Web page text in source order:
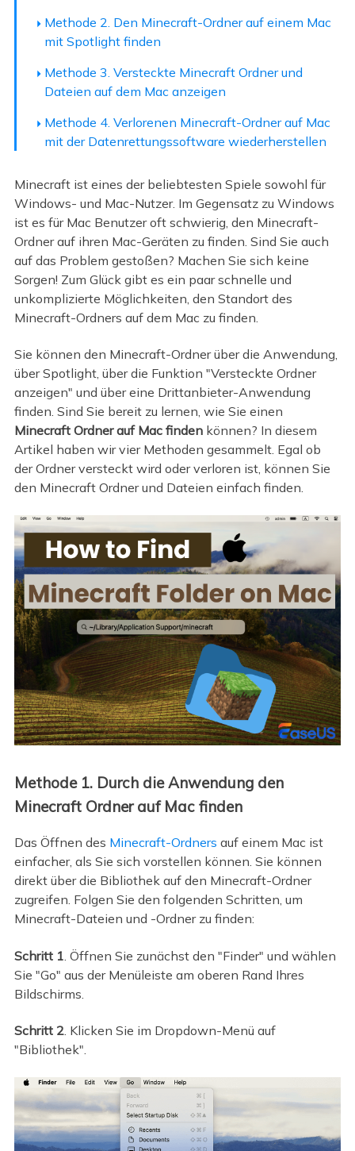
Methode 2. Den Minecraft-Ordner auf einem Mac
mit Spotlight finden
Methode 3. Versteckte Minecraft Ordner und
Dateien auf dem Mac anzeigen
Methode 4. Verlorenen Minecraft-Ordner auf Mac
mit der Datenrettungssoftware wiederherstellen
Minecraft ist eines der beliebtesten Spiele sowohl für
Windows- und Mac-Nutzer. Im Gegensatz zu Windows
ist es für Mac Benutzer oft schwierig, den Minecraft-
Ordner auf ihren Mac-Geräten zu finden. Sind Sie auch
auf das Problem gestoßen? Machen Sie sich keine
Sorgen! Zum Glück gibt es ein paar schnelle und
unkomplizierte Möglichkeiten, den Standort des
Minecraft-Ordners auf dem Mac zu finden.
Sie können den Minecraft-Ordner über die Anwendung,
über Spotlight, über die Funktion "Versteckte Ordner
anzeigen" und über eine Drittanbieter-Anwendung
finden. Sind Sie bereit zu lernen, wie Sie einen
Minecraft Ordner auf Mac finden können? In diesem
Artikel haben wir vier Methoden gesammelt. Egal ob
der Ordner versteckt wird oder verloren ist, können Sie
den Minecraft Ordner und Dateien einfach finden.
Methode 1. Durch die Anwendung den
Minecraft Ordner auf Mac finden
Das Öffnen des Minecraft-Ordners auf einem Mac ist
einfacher, als Sie sich vorstellen können. Sie können
direkt über die Bibliothek auf den Minecraft-Ordner
zugreifen. Folgen Sie den folgenden Schritten, um
Minecraft-Dateien und -Ordner zu finden:
Schritt 1 . Öffnen Sie zunächst den "Finder" und wählen
Sie "Go" aus der Menüleiste am oberen Rand Ihres
Bildschirms.
Schritt 2. Klicken Sie im Dropdown-Menü auf
"Bibliothek".